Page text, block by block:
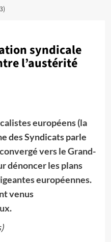
syndicale
l’austérité
européens (la
des Syndicats parle
vers le Grand-
dénoncer les plans
européennes.
venus